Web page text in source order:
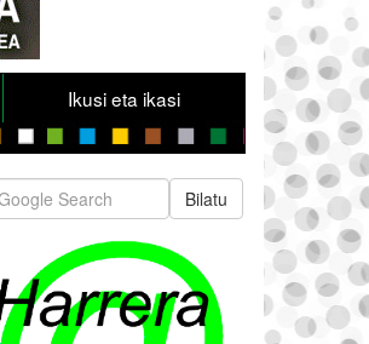
Ikusi eta ikasi
Bilatu